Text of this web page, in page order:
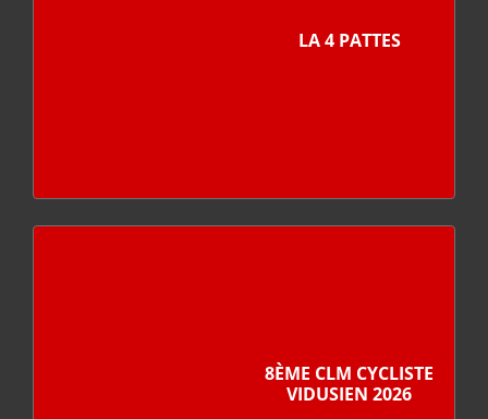
LA 4 PATTES
8ÈME CLM CYCLISTE
VIDUSIEN 2026